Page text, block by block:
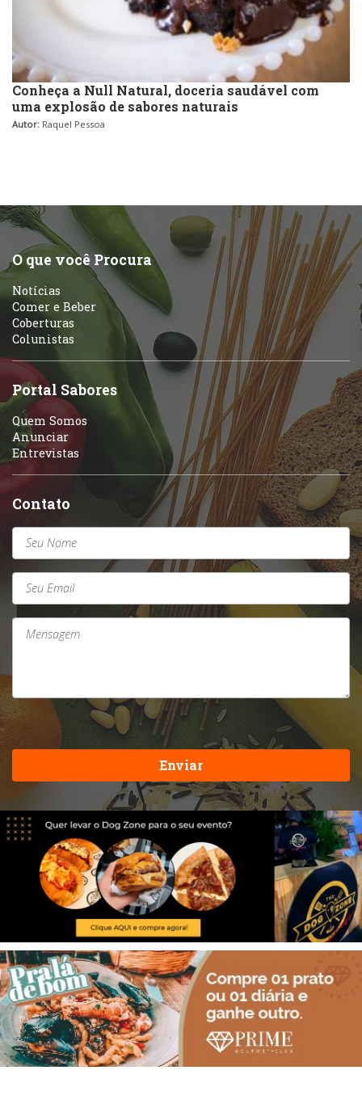
Conheça a Null Natural, doceria saudável com
uma explosão de sabores naturais
Autor: Raquel Pessoa
O que você Procura
Notícias
Comer e Beber
Coberturas
Colunistas
Portal Sabores
Quem Somos
Anunciar
Entrevistas
Contato
Enviar